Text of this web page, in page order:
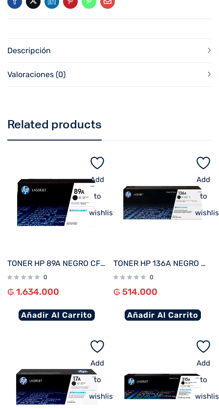
Descripción
Valoraciones (0)
Related products
Add
to
wishlist
TONER HP 89A NEGRO CF289A M507/MFP M528
0
₲ 1.634.000
Añadir Al Carrito
Add
to
TONER HP 136A NEGRO W1360A MFP M236
0
₲ 514.000
Añadir Al Carrito
Add
to
wishlist
Add
to